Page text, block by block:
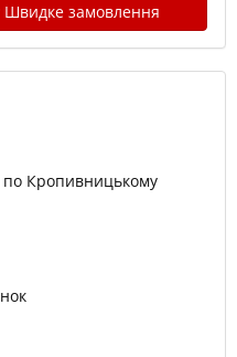
Швидке замовлення
по Кропивницькому